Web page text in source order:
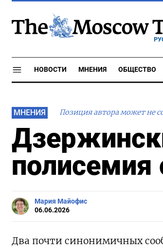
НОВОСТИ МНЕНИЯ ОБЩЕСТВО
МНЕНИЯ Позиция автора может не
полисемия
Мария Майофис
06.06.2026
Два почти синонимичных